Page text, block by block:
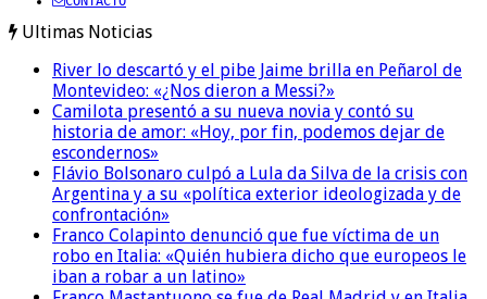
Ultimas Noticias
River lo descartó y el pibe Jaime brilla en Peñarol de
Montevideo: «¿Nos dieron a Messi?»
Camilota presentó a su nueva novia y contó su
historia de amor: «Hoy, por fin, podemos dejar de
escondernos»
Flávio Bolsonaro culpó a Lula da Silva de la crisis con
Argentina y a su «política exterior ideologizada y de
confrontación»
Franco Colapinto denunció que fue víctima de un
robo en Italia: «Quién hubiera dicho que europeos le
iban a robar a un latino»